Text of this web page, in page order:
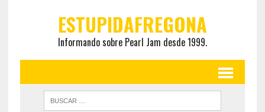
ESTUPIDAFREGONA
Informando sobre Pearl Jam desde 1999.